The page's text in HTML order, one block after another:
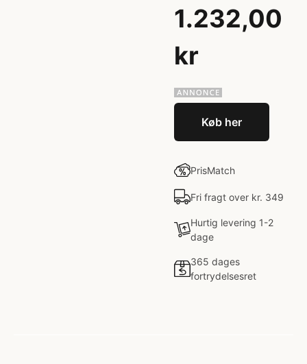
1.232,00
kr
Køb her
PrisMatch
Fri fragt over kr. 349
Hurtig levering 1-2
dage
365 dages
fortrydelsesret